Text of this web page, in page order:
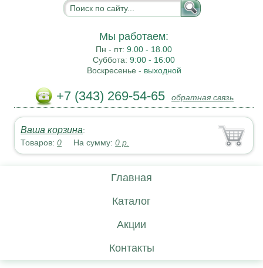
Мы работаем:
Пн - пт:9.00 - 18.00
Суббота:9:00 - 16:00
Воскресенье - выходной
+7 (343) 269-54-65 обратная связь
Ваша корзина:
Товаров:0 На сумму:0 р.
Главная
Каталог
Акции
Контакты